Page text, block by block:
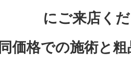
にご来店く
価格での施術と